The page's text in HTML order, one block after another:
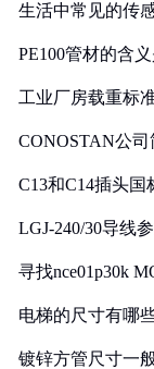
生活中常见的传
PE100管材的含
工业厂房载重标
CONOSTAN公司
C13和C14插头
LGJ-240/30导线
寻找nce01p30k
电梯的尺寸有哪
镀锌方管尺寸一